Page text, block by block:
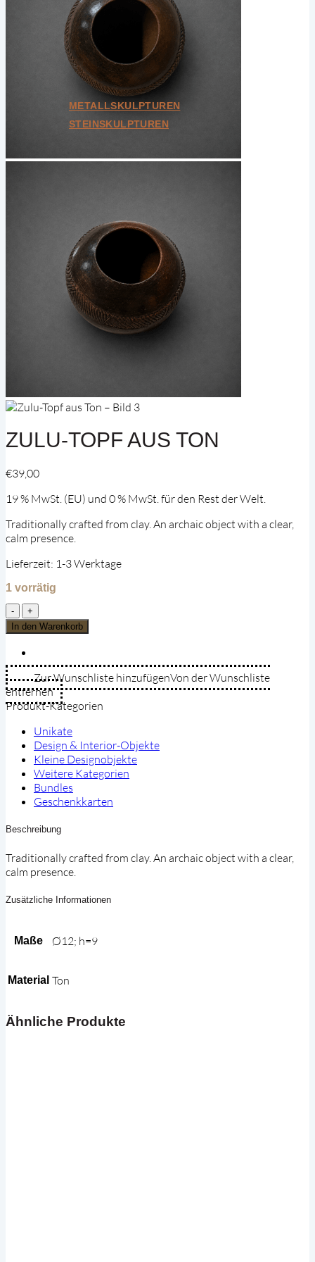
Weitere Kategorien
Bundle
Geschenkkarten
Unikate
Alle ansehen
METALLSKULPTUREN
STEINSKULPTUREN
ZULU-TOPF AUS TON
€39,00
19 % MwSt. (EU) und 0 % MwSt. für den Rest der Welt.
Traditionally crafted from clay. An archaic object with a clear,
calm presence.
Lieferzeit: 1-3 Werktage
1 vorrätig
Zulu-
Topf
aus
Ton
Menge
In den Warenkorb
Zur Wunschliste hinzufügenVon der Wunschliste
entfernen
Produkt-Kategorien
Unikate
Design & Interior-Objekte
Kleine Designobjekte
Weitere Kategorien
Bundles
Geschenkkarten
Beschreibung
Traditionally crafted from clay. An archaic object with a clear,
calm presence.
Zusätzliche Informationen
Maße Ø12; h=9
Material Ton
Ähnliche Produkte